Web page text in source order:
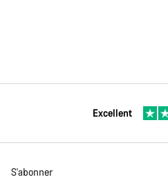
Excellent
S'abonner